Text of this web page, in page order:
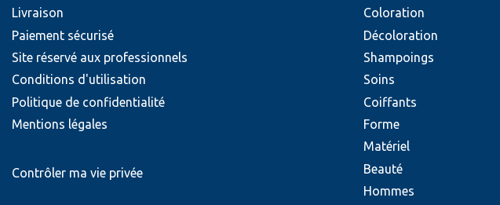
Livraison
Paiement sécurisé
Site réservé aux professionnels
Conditions d'utilisation
Politique de confidentialité
Mentions légales
Contrôler ma vie privée
Coloration
Décoloration
Shampoings
Soins
Coiffants
Forme
Matériel
Beauté
Hommes